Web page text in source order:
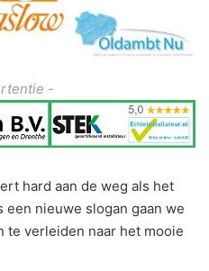
-
hard aan de weg als het
nieuwe slogan gaan we
te verleiden naar het mooie